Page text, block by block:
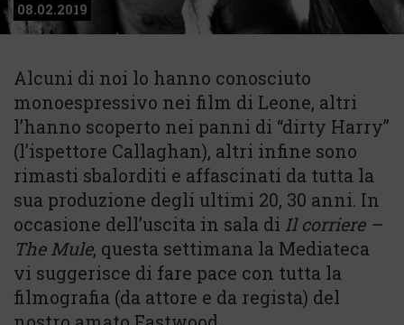
08.02.2019
Alcuni di noi lo hanno conosciuto
monoespressivo nei film di Leone, altri
l’hanno scoperto nei panni di “dirty Harry”
(l’ispettore Callaghan), altri infine sono
rimasti sbalorditi e affascinati da tutta la
sua produzione degli ultimi 20, 30 anni. In
occasione dell’uscita in sala di Il corriere –
The Mule, questa settimana la Mediateca
vi suggerisce di fare pace con tutta la
filmografia (da attore e da regista) del